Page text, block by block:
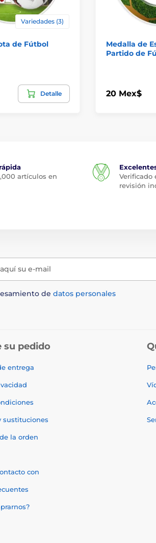
Variedades (3)
de Fútbol
Detalle
Medalla de
Partido de
20 Mex$
artículos en
Verificado
revisión
su e-mail
de datos personales
su pedido
entrega
sustituciones
la orden
con